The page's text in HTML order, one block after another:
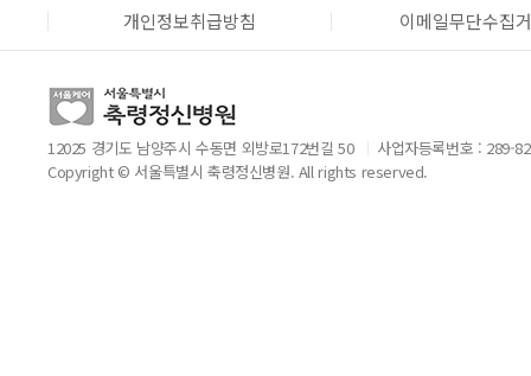
개인정보취급방침 이메일무단수집
12025 경기도 남양주시 수동면 외방로172번길 50
사업자등록번호 : 289-
Copyright © 서울특별시 축령정신병원. All rights reserved.